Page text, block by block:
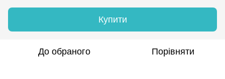
Купити
До обраного Порівняти